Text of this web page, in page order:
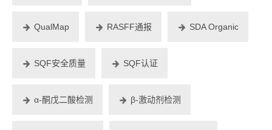
QualMap RASFF通报 SDA Organic
SQF安全质量 SQF认证
α-酮戊二酸检测 β-激动剂检测